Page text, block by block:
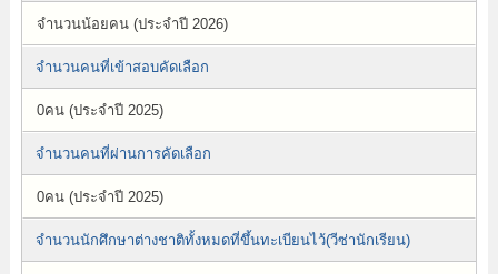
จำนวนน้อยคน (ประจำปี 2026)
จำนวนคนที่เข้าสอบคัดเลือก
0คน (ประจำปี 2025)
จำนวนคนที่ผ่านการคัดเลือก
0คน (ประจำปี 2025)
จำนวนนักศึกษาต่างชาติทั้งหมดที่ขึ้นทะเบียนไว้(วีซ่านักเรียน)